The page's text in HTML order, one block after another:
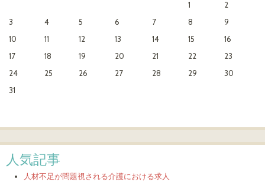
1
2
3
4 5 6 7 8
9
10
11 12 13 14 15
16
17
18 19 20 21 22
23
24
25 26 27 28 29
30
31
人気記事
人材不足が問題視される介護における求人